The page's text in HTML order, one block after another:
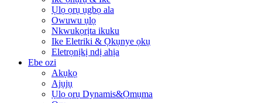
Ụlọ ọrụ ụgbọ ala
Owuwu ụlọ
Nkwukọrịta ikuku
Ike Eletriki & Ọkụnye ọkụ
Eletrọnịkị ndị ahịa
Ebe ozi
Akụkọ
Ajụjụ
Ụlọ ọrụ Dynamis&Ọmụma